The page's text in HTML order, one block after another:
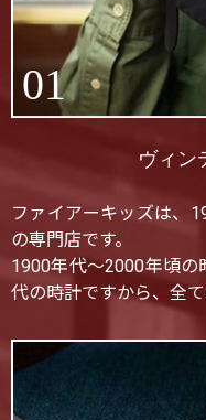
01
ヴィン
ファイアーキッズは、
の専門店です。
1900年代〜2000年頃の
代の時計ですから、全